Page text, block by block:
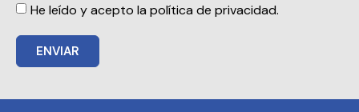
He leído y acepto la política de privacidad.
ENVIAR